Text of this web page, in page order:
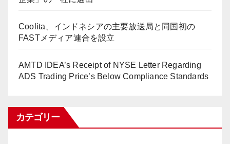
Coolita、インドネシアの主要放送局と同国初の
FASTメディア連合を設立
AMTD IDEA’s Receipt of NYSE Letter Regarding
ADS Trading Price’s Below Compliance Standards
カテゴリー